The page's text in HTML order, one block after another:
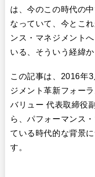
は、今のこの時代の
なっていて、今とこ
ンス・マネジメント
いる、そういう経緯
この記事は、2016年
ジメント革新フォー
バリュー 代表取締役
ら、パフォーマンス
ている時代的な背景
す。